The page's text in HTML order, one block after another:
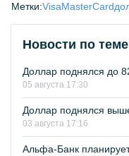
Метки:VisaMasterCard
Новости по теме
Доллар поднялся до
05 августа 17:30
Доллар поднялся
03 августа 17:16
Альфа-Банк